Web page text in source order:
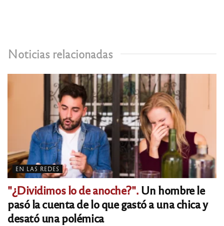
Noticias relacionadas
EN LAS REDES
"¿Dividimos lo de anoche?".Un hombre le
pasó la cuenta de lo que gastó a una chica y
desató una polémica